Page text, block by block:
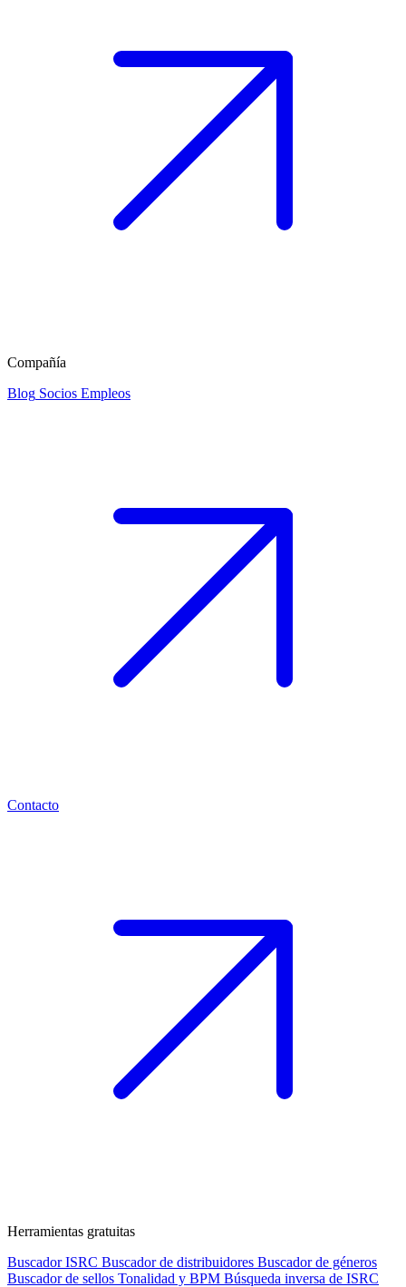
Compañía
Blog Socios Empleos
Contacto
Herramientas gratuitas
Buscador ISRC Buscador de distribuidores Buscador de géneros
Buscador de sellos Tonalidad y BPM Búsqueda inversa de ISRC